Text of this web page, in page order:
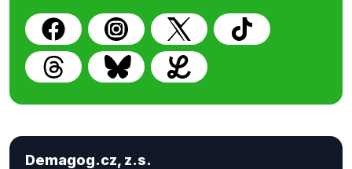
Demagog.cz, z.s.